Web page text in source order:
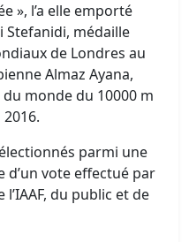
», l’a elle emporté
Stefanidi, médaille
de Londres au
Almaz Ayana,
monde du 10000 m
parmi une
d’un vote effectué par
du public et de